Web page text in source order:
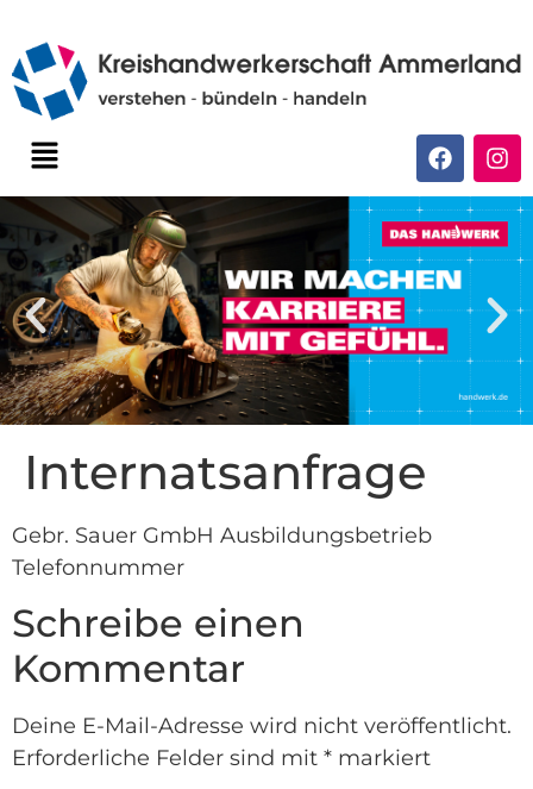
Internatsanfrage
Gebr. Sauer GmbH Ausbildungsbetrieb
Telefonnummer
Schreibe einen
Kommentar
Deine E-Mail-Adresse wird nicht veröffentlicht.
Erforderliche Felder sind mit * markiert